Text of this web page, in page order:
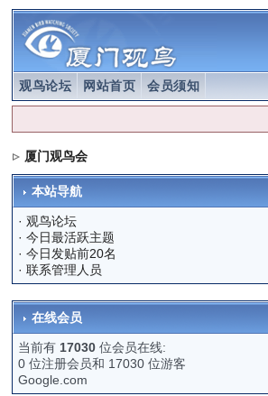
观鸟论坛 网站首页 会员须知
厦门观鸟会
本站导航
·观鸟论坛
·今日最活跃主题
·今日发贴前20名
·联系管理人员
在线会员
当前有 17030 位会员在线:
0 位注册会员和 17030 位游客
Google.com